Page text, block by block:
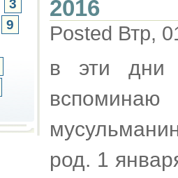
3
9
2016
Posted Втр,
в эти дни
род. 1